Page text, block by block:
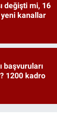
değişti mi, 16
kanallar
başvuruları
1200 kadro